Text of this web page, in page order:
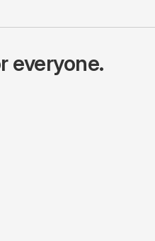
everyone.